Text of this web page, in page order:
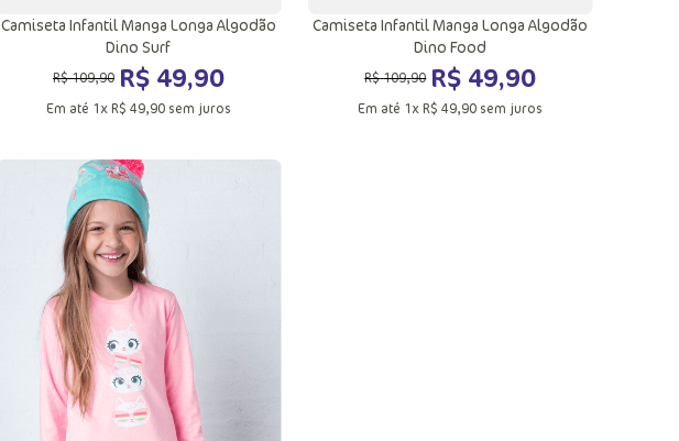
6 8
Adicionar a sacola
Camiseta Infantil Manga Longa Algodão
Dino Surf
R$109,90 R$ 49,90
Em até 1xR$ 49,90sem juros
Camiseta Infantil Manga Longa Algodão
Dino Food
R$109,90 R$ 49,90
Em até 1xR$ 49,90 sem juros